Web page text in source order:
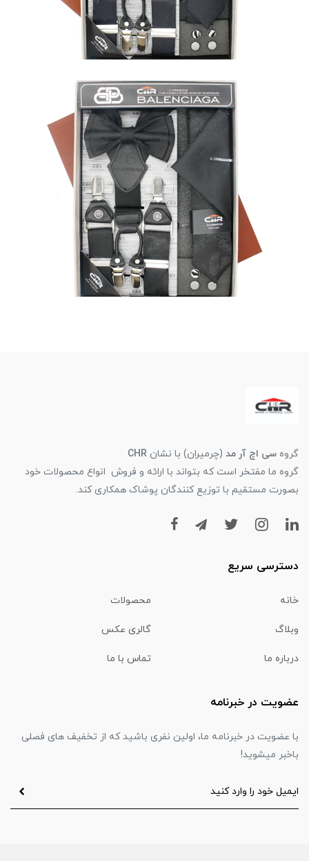
گروه سی اچ آر مد (چرمیران) با نشان CHR
گروه ما مفتخر است که بتواند با ارائه و فروش انواع محصولات خود
بصورت مستقیم با توزیع کنندگان پوشاک همکاری کند.
دسترسی سریع
خانه محصولات
وبلاگ گالری عکس
درباره ما تماس با ما
عضویت در خبرنامه
با عضویت در خبرنامه ما، اولین نفری باشید که از تخفیف های فصلی
باخبر میشوید!